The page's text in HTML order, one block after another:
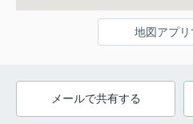
地図アプリ
メールで共有する